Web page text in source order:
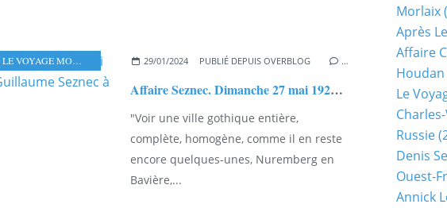
LE VOYAGE MORLAIX-PARIS-MORLAIX 29/01/2024 PUBLIÉ DEPUIS OVERBLOG …
Affaire Seznec. Dimanche 27 mai 1923. Le stay de Guillaume Seznec à Vitré.
"Voir une ville gothique entière,
complète, homogène, comme il en reste
encore quelques-unes, Nuremberg en
Bavière,...
Morlaix
Après
Affaire
Houdan
Le
Russie
Denis
Ouest-
Annick